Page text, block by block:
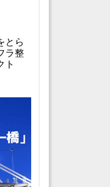
とら
ラ整
ト